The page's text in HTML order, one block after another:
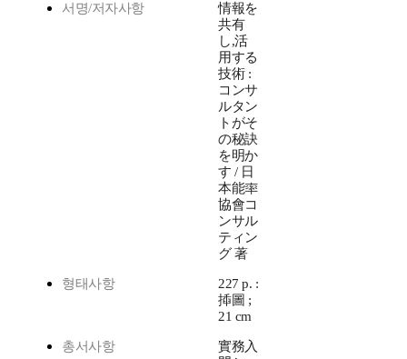
서명/저자사항
情報を
共有
し,活
用する
技術 :
コンサ
ルタン
トがそ
の秘訣
を明か
す / 日
本能率
協會コ
ンサル
ティン
グ 著
형태사항
227 p. :
揷圖 ;
21 cm
총서사항
實務入